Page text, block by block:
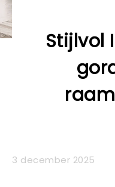
Stijlvol
3 december 2025